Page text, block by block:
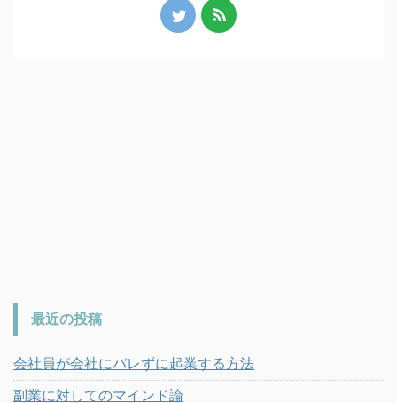
最近の投稿
会社員が会社にバレずに起業する方法
副業に対してのマインド論